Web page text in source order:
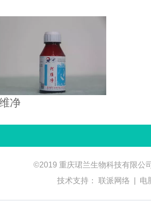
净
©2019 重庆珺兰生物科技有限公
技术支持： 联派网络 电